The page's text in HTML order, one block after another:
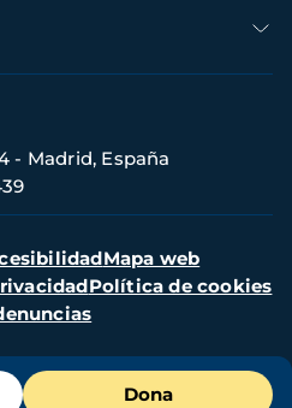
Dona
- Madrid, España
Mapa web
Política de cookies